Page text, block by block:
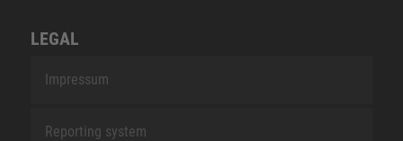
LEGAL
Impressum
Reporting system